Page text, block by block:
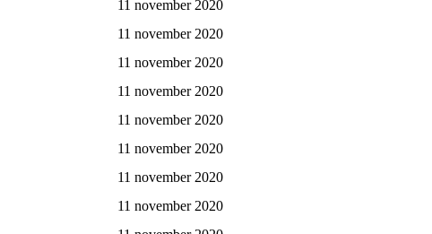
11 november 2020
11 november 2020
11 november 2020
11 november 2020
11 november 2020
11 november 2020
11 november 2020
11 november 2020